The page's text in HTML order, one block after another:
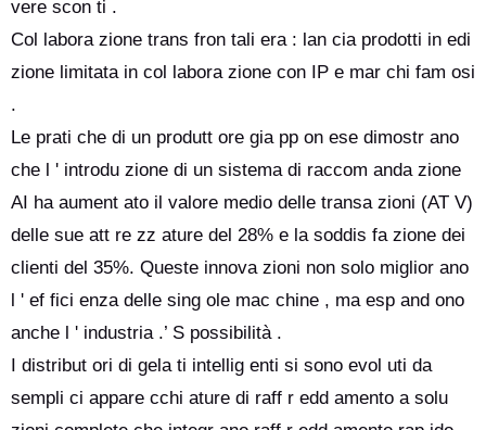
vere scon ti .
Col labora zione trans fron tali era : lan cia prodotti in edi
zione limitata in col labora zione con IP e mar chi fam osi
.
Le prati che di un produtt ore gia pp on ese dimostr ano
che l ' introdu zione di un sistema di raccom anda zione
AI ha aument ato il valore medio delle transa zioni (AT V)
delle sue att re zz ature del 28% e la soddis fa zione dei
clienti del 35%. Queste innova zioni non solo miglior ano
l ' ef fici enza delle sing ole mac chine , ma esp and ono
anche l ' industria .’ S possibilità .
I distribut ori di gela ti intellig enti si sono evol uti da
sempli ci appare cchi ature di raff r edd amento a solu